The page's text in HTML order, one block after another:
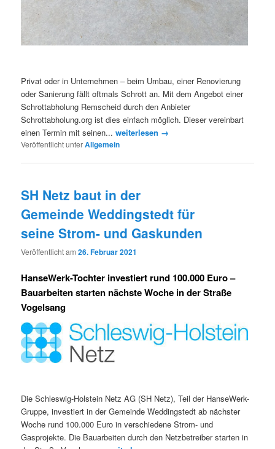
Privat oder in Unternehmen – beim Umbau, einer Renovierung
oder Sanierung fällt oftmals Schrott an. Mit dem Angebot einer
Schrottabholung Remscheid durch den Anbieter
Schrottabholung.org ist dies einfach möglich. Dieser vereinbart
einen Termin mit seinen...weiterlesen →
Veröffentlicht unterAllgemein
SH Netz baut in der
Gemeinde Weddingstedt für
seine Strom- und Gaskunden
Veröffentlicht am26. Februar 2021
HanseWerk-Tochter investiert rund 100.000 Euro –
Bauarbeiten starten nächste Woche in der Straße
Vogelsang
Die Schleswig-Holstein Netz AG (SH Netz), Teil der HanseWerk-
Gruppe, investiert in der Gemeinde Weddingstedt ab nächster
Woche rund 100.000 Euro in verschiedene Strom- und
Gasprojekte. Die Bauarbeiten durch den Netzbetreiber starten in